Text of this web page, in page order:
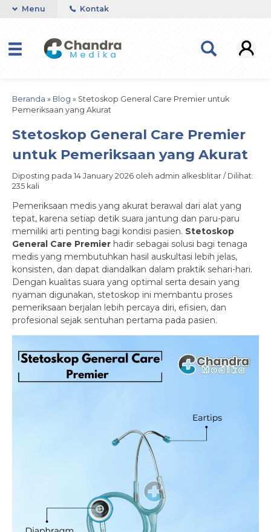
Menu Kontak
Beranda » Blog » Stetoskop General Care Premier untuk
Pemeriksaan yang Akurat
Stetoskop General Care Premier
untuk Pemeriksaan yang Akurat
Diposting pada 14 January 2026 oleh admin alkesblitar / Dilihat:
235 kali
Pemeriksaan medis yang akurat berawal dari alat yang
tepat, karena setiap detik suara jantung dan paru-paru
memiliki arti penting bagi kondisi pasien. Stetoskop
General Care Premier hadir sebagai solusi bagi tenaga
medis yang membutuhkan hasil auskultasi lebih jelas,
konsisten, dan dapat diandalkan dalam praktik sehari-hari.
Dengan kualitas suara yang optimal serta desain yang
nyaman digunakan, stetoskop ini membantu proses
pemeriksaan berjalan lebih percaya diri, efisien, dan
profesional sejak sentuhan pertama pada pasien.